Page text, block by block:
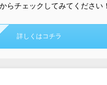
らチェックしてみてください！
詳しくはコチラ